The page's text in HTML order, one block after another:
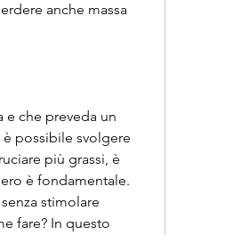
anche massa
e che preveda un
possibile svolgere
più grassi, è
è fondamentale.
stimolare
fare? In questo